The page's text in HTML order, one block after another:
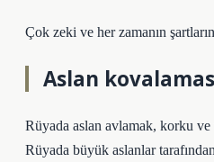
Çok zeki ve her zamanın
Aslan
Rüyada aslan avlamak, korku ve
Rüyada büyük aslanlar